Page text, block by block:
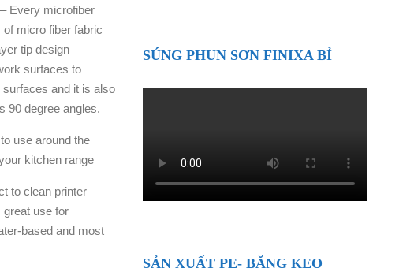
Every microfiber
micro fiber fabric
tip design
surfaces to
and it is also
90 degree angles.
use around the
kitchen range
to clean printer
great use for
based and most
SÚNG PHUN SƠN FINIXA BỈ
SẢN XUẤT PE- BĂNG KEO